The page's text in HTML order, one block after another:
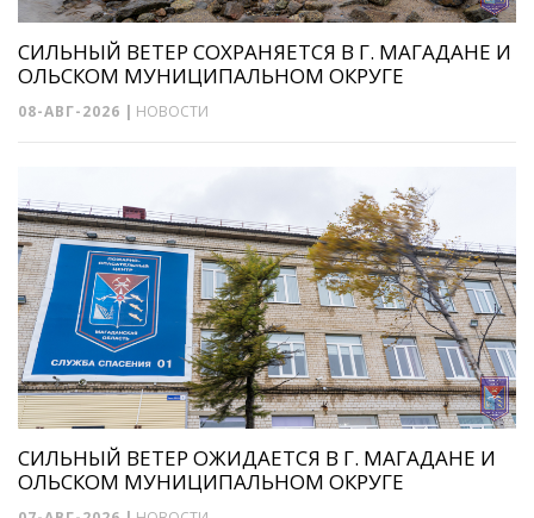
СИЛЬНЫЙ ВЕТЕР СОХРАНЯЕТСЯ В Г. МАГАДАНЕ И
ОЛЬСКОМ МУНИЦИПАЛЬНОМ ОКРУГЕ
08-АВГ-2026 | НОВОСТИ
СИЛЬНЫЙ ВЕТЕР ОЖИДАЕТСЯ В Г. МАГАДАНЕ И
ОЛЬСКОМ МУНИЦИПАЛЬНОМ ОКРУГЕ